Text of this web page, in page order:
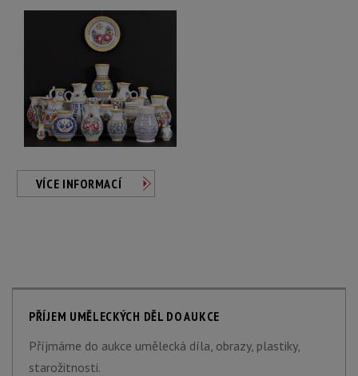
VÍCE INFORMACÍ
PŘÍJEM UMĚLECKÝCH DĚL DO AUKCE
Příjmáme do aukce umělecká díla, obrazy, plastiky,
starožitnosti.